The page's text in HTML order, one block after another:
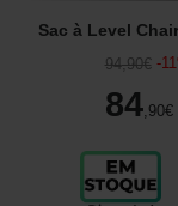
Sac à Level
94,90€ -11
84,90€